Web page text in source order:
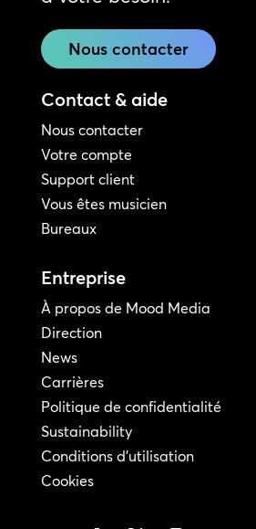
Nous contacter
Contact & aide
Nous contacter
Votre compte
Support client
Vous êtes musicien
Bureaux
Entreprise
À propos de Mood Media
Direction
News
Carrières
Politique de confidentialité
Sustainability
Conditions d'utilisation
Cookies